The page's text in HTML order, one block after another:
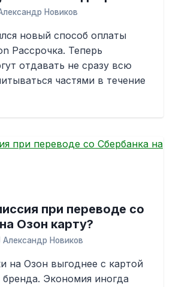
Новиков
новый способ оплаты
Рассрочка. Теперь
отдавать не сразу всю
частями в течение
при переводе со
Озон карту?
Александр Новиков
на Озон выгоднее с картой
Экономия иногда